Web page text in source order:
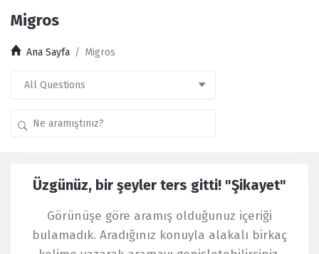
Migros
Ana Sayfa / Migros
Kullanıcı
Yorumları
Latest
Şikayet
Üzgünüz, bir şeyler ters gitti! "Şikayet"
Görünüşe göre aramış olduğunuz içeriği
bulamadık. Aradığınız konuyla alakalı birkaç